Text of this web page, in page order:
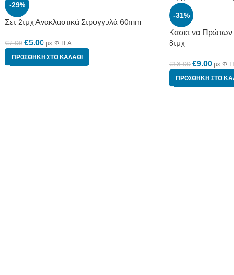
-29%
Σετ 2τμχ Ανακλαστικά Στρογγυλά 60mm
€7.00 €5.00 με Φ.Π.Α
ΠΡΟΣΘΉΚΗ ΣΤΟ ΚΑΛΆΘΙ
-31%
Κασετίνα Πρώτων
8τμχ
€13.00 €9.00 με
ΠΡΟΣΘΉΚΗ ΣΤΟ